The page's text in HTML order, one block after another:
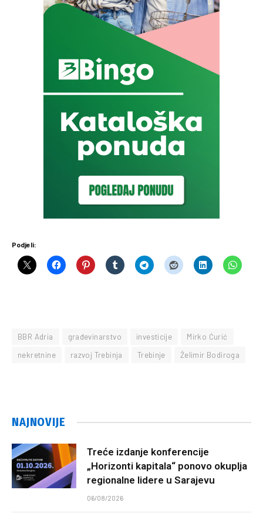
Podjeli:
BBR Adria građevinarstvo investicije
Mirko Ćurić
nekretnine
razvoj Trebinja Trebinje Želimir Bodiroga
NAJNOVIJE
Treće izdanje konferencije
„Horizonti kapitala“ ponovo okuplja
regionalne lidere u Sarajevu
06/08/2026